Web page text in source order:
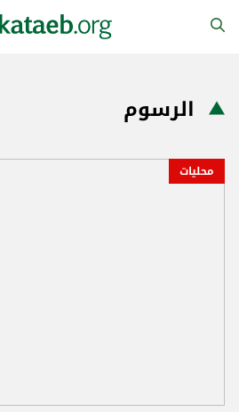
الرسوم
محليات